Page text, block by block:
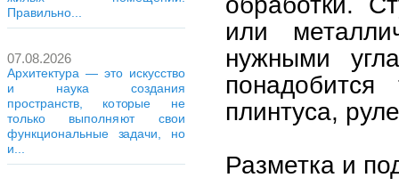
Правильно...
07.08.2026
Архитектура — это искусство
и наука создания
пространств, которые не
только выполняют свои
функциональные задачи, но
и...
или
нужными
плинтуса,
Разметка и